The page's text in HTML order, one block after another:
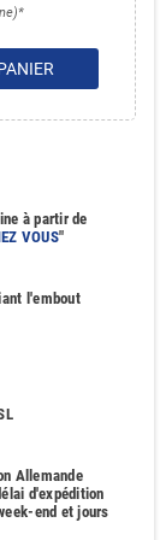
à partir de
VOUS"
l'embout
Allemande
d'expédition
end et jours